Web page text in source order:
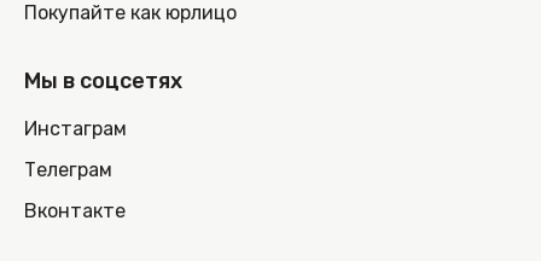
Покупайте как юрлицо
Мы в соцсетях
Инстаграм
Телеграм
Вконтакте